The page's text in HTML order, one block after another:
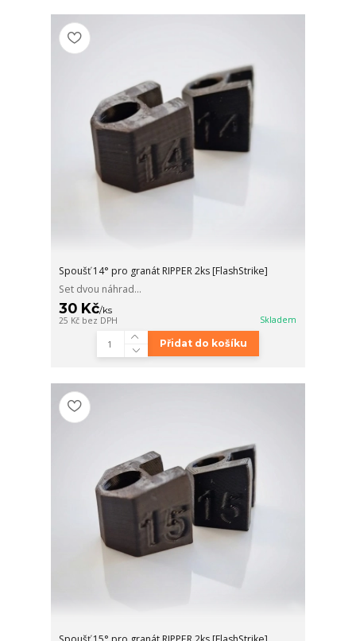
Spoušť 14° pro granát RIPPER 2ks [FlashStrike]
Set dvou náhrad...
30 Kč/ks
25 Kč bez DPH Skladem
Přidat do košíku